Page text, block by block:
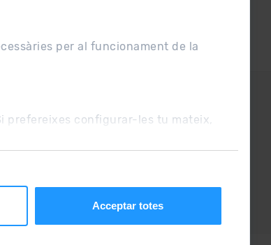
per al funcionament de la
prefereixes configurar-les tu mateix,
Acceptar totes